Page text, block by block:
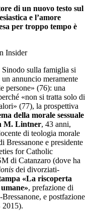
di un nuovo testo sul
e l’amore
per troppo tempo è
Insider
Sinodo sulla famiglia si
annuncio meramente
persone» (76): una
«non si tratta solo di
(77), la prospettiva
della morale sessuale
M. Lintner, 43 anni,
di teologia morale
Bressanone e presidente
for Catholic
di Catanzaro (dove ha
dei divorziati-
«La riscoperta
, prefazione di
e postfazione
2015).